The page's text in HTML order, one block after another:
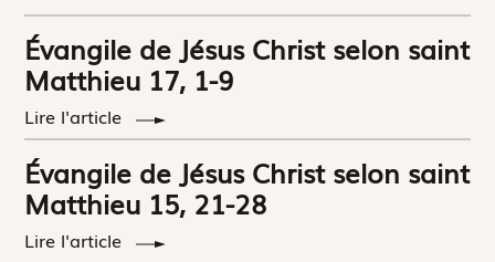
Évangile de Jésus Christ selon saint
Matthieu 17, 1-9
Lire l'article
Évangile de Jésus Christ selon saint
Matthieu 15, 21-28
Lire l'article